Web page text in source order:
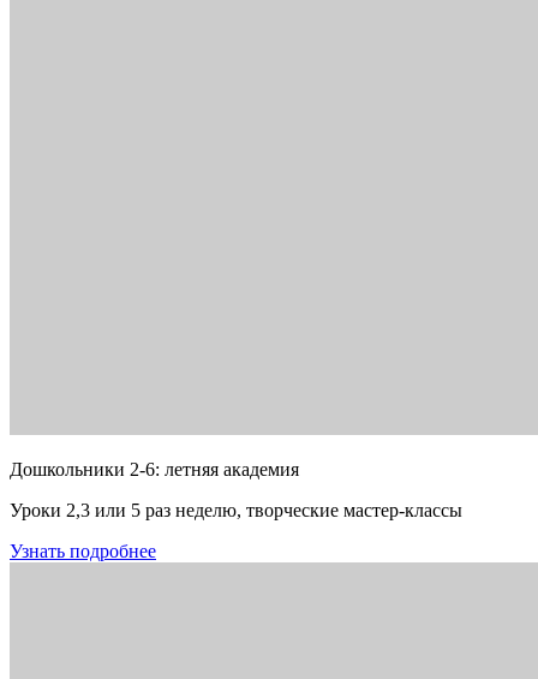
Дошкольники 2-6: летняя академия
Уроки 2,3 или 5 раз неделю, творческие мастер-классы
Узнать подробнее